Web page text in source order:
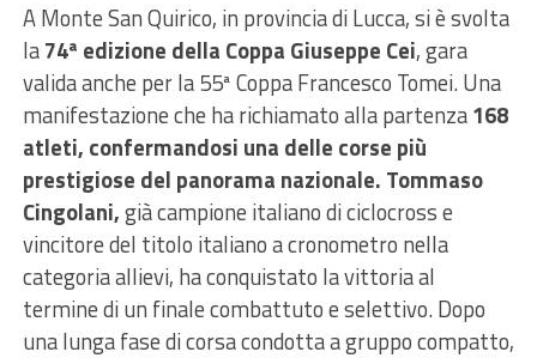
A Monte San Quirico, in provincia di Lucca, si è svolta
la74ª edizione della Coppa Giuseppe Cei, gara
valida anche per la 55ª Coppa Francesco Tomei. Una
manifestazione che ha richiamato alla partenza168
atleti, confermandosi una delle corse più
prestigiose del panorama nazionale. Tommaso
Cingolani,già campione italiano di ciclocross e
vincitore del titolo italiano a cronometro nella
categoria allievi, ha conquistato la vittoria al
termine di un finale combattuto e selettivo. Dopo
una lunga fase di corsa condotta a gruppo compatto,